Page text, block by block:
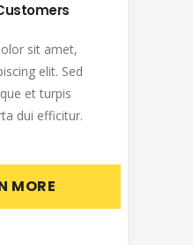
sit amet,
elit. Sed
et turpis
dui efficitur.
MORE